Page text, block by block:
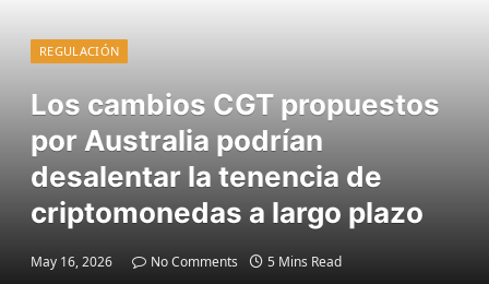
REGULACIÓN
Los cambios CGT propuestos
por Australia podrían
desalentar la tenencia de
criptomonedas a largo plazo
May 16, 2026 No Comments 5 Mins Read